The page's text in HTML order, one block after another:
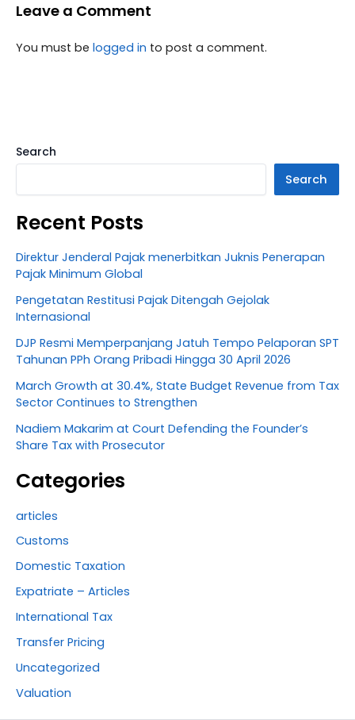
Leave a Comment
You must be logged in to post a comment.
Search
Search
Recent Posts
Direktur Jenderal Pajak menerbitkan Juknis Penerapan
Pajak Minimum Global
Pengetatan Restitusi Pajak Ditengah Gejolak
Internasional
DJP Resmi Memperpanjang Jatuh Tempo Pelaporan SPT
Tahunan PPh Orang Pribadi Hingga 30 April 2026
March Growth at 30.4%, State Budget Revenue from Tax
Sector Continues to Strengthen
Nadiem Makarim at Court Defending the Founder’s
Share Tax with Prosecutor
Categories
articles
Customs
Domestic Taxation
Expatriate – Articles
International Tax
Transfer Pricing
Uncategorized
Valuation